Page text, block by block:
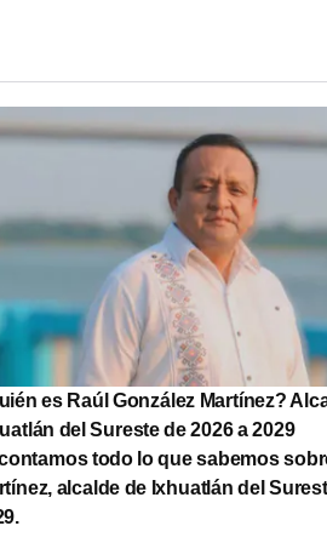
es Raúl González Martínez?
del Sureste de 2026 a 2029
todo lo que sabemos
alcalde de Ixhuatlán del